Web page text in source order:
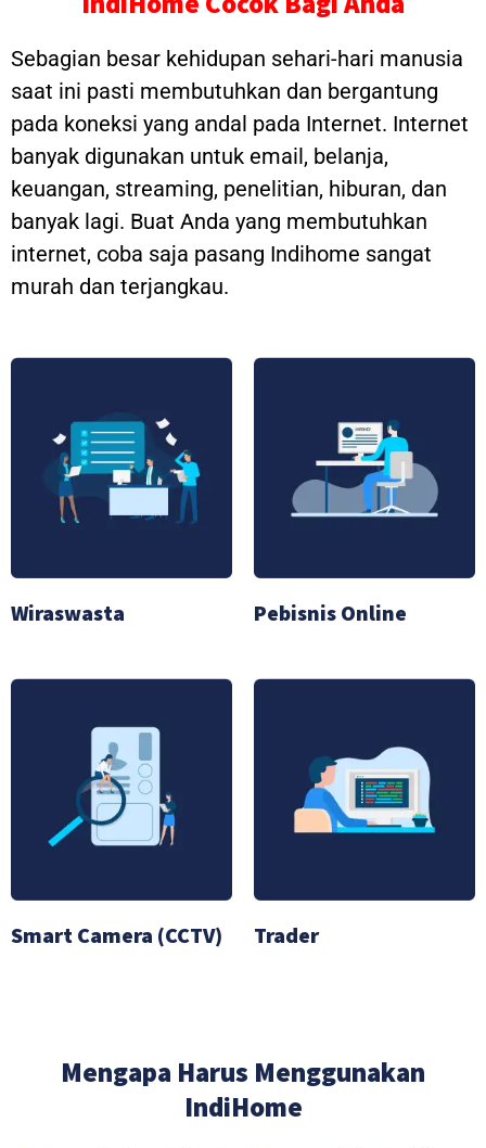
Sebagian besar kehidupan sehari-hari manusia
saat ini pasti membutuhkan dan bergantung
pada koneksi yang andal pada Internet. Internet
banyak digunakan untuk email, belanja,
keuangan, streaming, penelitian, hiburan, dan
banyak lagi. Buat Anda yang membutuhkan
internet, coba saja pasang Indihome sangat
murah dan terjangkau.
Wiraswasta Pebisnis Online
Smart Camera (CCTV) Trader
Mengapa Harus Menggunakan
IndiHome